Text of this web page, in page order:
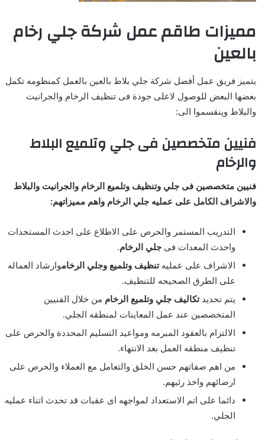
مميزات طاقم عمل شركة جلي رخام
بالعين
يتميز فريق عمل أفضل شركة جلي بلاط بالعين بالعمل كمنظومه تكمل
بعضها البعض للوصول لاعلى جودة فى تنظيف الرخام والجرانيت
والبلاط وينقسموا الى:
فنيين متخصصين فى جلي وتلميع البلاط
والرخام
فنيين متخصصين فى جلي وتنظيف وتلميع الرخام والجرانيت والبلاط
والاشراف الكامل على عمليه جلي الرخام واهم مميزاتهم:
التدريب المستمر والحرص على الاطلاع على احدث المستجدات
واحدث المعدات فى جلي الرخام.
الاشراف على عمليهتنظيف وتلميع وجلي الرخاموارشاد العماله
على الطرق الصحيحه للتنظيف.
يتم تحديدتكاليف جلي وتلميع الرخام من خلال الفنيين
المتخصصين عند عمل المعاينات لمنطقه الجلي.
الالتزام بالعقود المبرمه ومواعيد التسليم المحددة والحرص على
تنظيف منطقه العمل بعد الانتهاء.
من اهم صفاتهم حسن الخلق والتعامل مع العملاء والحرص على
ارضائهم واخذ رئيهم.
دائما على اتم الاستعداد لمواجهه اى عقبات قد تحدث اتناء عمليه
الجلي.